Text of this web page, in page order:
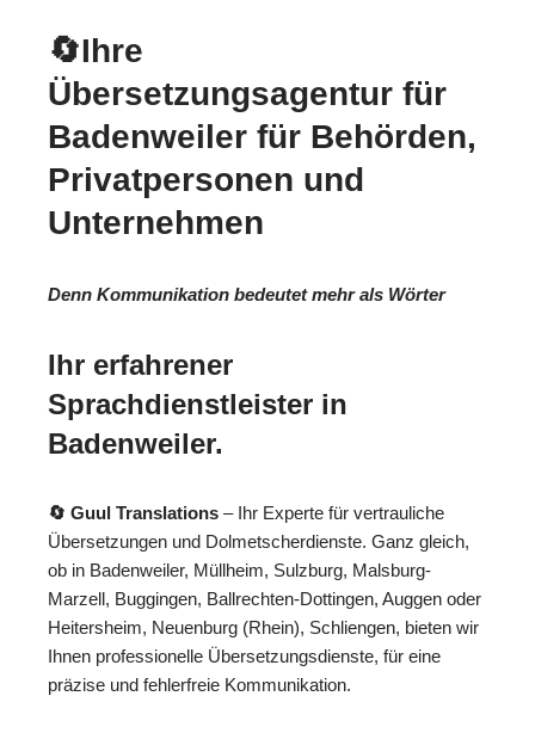
🔄Ihre
Übersetzungsagentur für
Badenweiler für Behörden,
Privatpersonen und
Unternehmen
Denn Kommunikation bedeutet mehr als Wörter
Ihr erfahrener
Sprachdienstleister in
Badenweiler.
🔄 Guul Translations – Ihr Experte für vertrauliche
Übersetzungen und Dolmetscherdienste. Ganz gleich,
ob in Badenweiler, Müllheim, Sulzburg, Malsburg-
Marzell, Buggingen, Ballrechten-Dottingen, Auggen oder
Heitersheim, Neuenburg (Rhein), Schliengen, bieten wir
Ihnen professionelle Übersetzungsdienste, für eine
präzise und fehlerfreie Kommunikation.